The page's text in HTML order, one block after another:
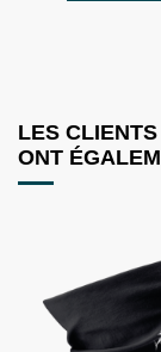
LES
ONT